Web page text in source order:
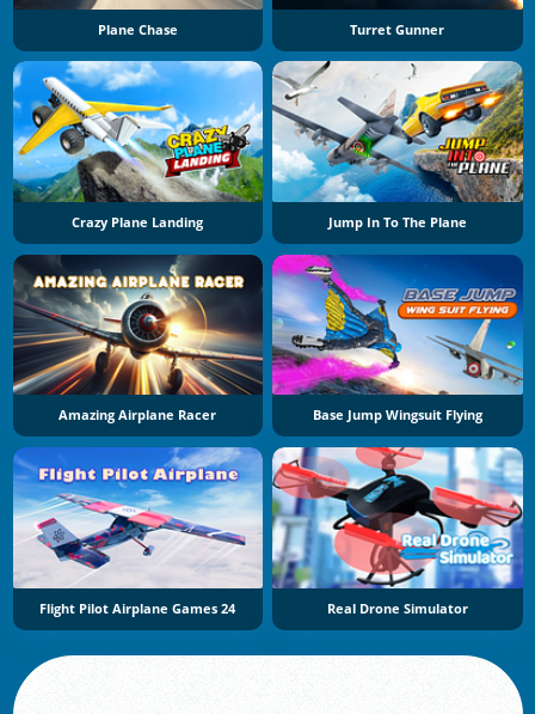
Plane Chase Turret Gunner
Crazy Plane Landing Jump In To The Plane
Amazing Airplane Racer Base Jump Wingsuit Flying
Flight Pilot Airplane Games 24 Real Drone Simulator